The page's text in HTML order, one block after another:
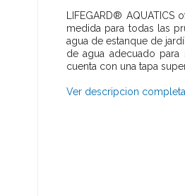
LIFEGARD®
medida para todas las
agua de estanque de
de agua adecuado
cuenta con una tapa
Ver descripcion completa